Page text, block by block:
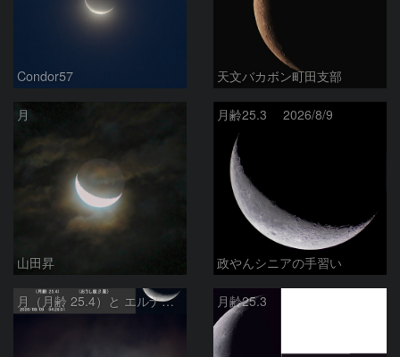
Condor57 天文バカボン町田支部
月
山田昇
月齢25.3 2026/8/9
政やんシニアの手習い
月（月齢 25.4）と エルナト（おうし座β星） 月齢25.3